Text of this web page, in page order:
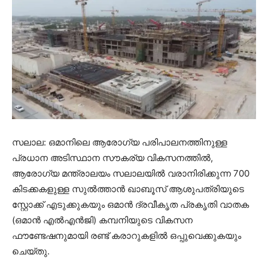
സലാല: ഒമാനിലെ ആരോഗ്യ പരിപാലനത്തിനുള്ള
പ്രധാന അടിസ്ഥാന സൗകര്യ വികസനത്തിൽ,
ആരോഗ്യ മന്ത്രാലയം സലാലയിൽ വരാനിരിക്കുന്ന 700
കിടക്കകളുള്ള സുൽത്താൻ ഖാബൂസ് ആശുപത്രിയുടെ
സ്റ്റോക്ക് എടുക്കുകയും ഒമാൻ ദ്രവീകൃത പ്രകൃതി വാതക
(ഒമാൻ എൽഎൻജി) കമ്പനിയുടെ വികസന
ഫൗണ്ടേഷനുമായി രണ്ട് കരാറുകളിൽ ഒപ്പുവെക്കുകയും
ചെയ്തു.